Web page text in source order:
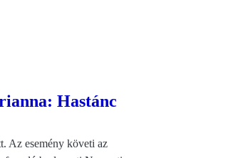
Az esemény követi az